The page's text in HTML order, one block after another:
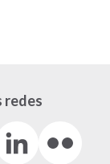
redes
LinkedIn
(link
(link